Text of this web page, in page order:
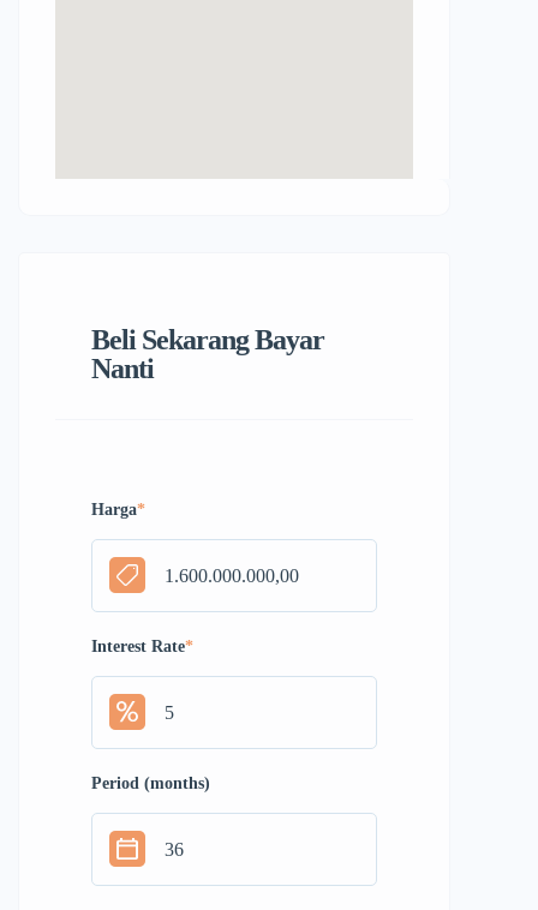
Beli Sekarang Bayar
Nanti
Harga*
Interest Rate*
Period (months)